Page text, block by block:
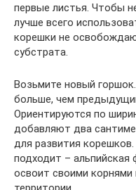
первые листья. Чтобы
лучше всего
корешки не
субстрата.
Возьмите новый
больше, чем
Ориентируются по
добавляют два
для развития
подходит – альпийская
освоит своими